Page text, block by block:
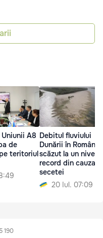
A8
de
teritoriul
Debitul fluviului
Dunării în România
scăzut la un nivel
record din cauza
secetei
20 Iul. 07:09
5 190